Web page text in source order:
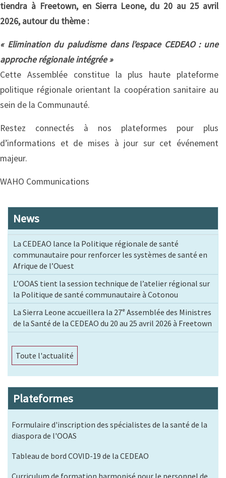
tiendra à Freetown, en Sierra Leone, du 20 au 25 avril
2026, autour du thème :
« Elimination du paludisme dans l’espace CEDEAO : une
approche régionale intégrée »
Cette Assemblée constitue la plus haute plateforme
politique régionale orientant la coopération sanitaire au
sein de la Communauté.
Restez connectés à nos plateformes pour plus
d’informations et de mises à jour sur cet événement
majeur.
WAHO Communications
News
La CEDEAO lance la Politique régionale de santé
communautaire pour renforcer les systèmes de santé en
Afrique de l’Ouest
L’OOAS tient la session technique de l’atelier régional sur
la Politique de santé communautaire à Cotonou
La Sierra Leone accueillera la 27ᵉ Assemblée des Ministres
de la Santé de la CEDEAO du 20 au 25 avril 2026 à Freetown
Toute l'actualité
Plateformes
Formulaire d'inscription des spécialistes de la santé de la
diaspora de l'OOAS
Tableau de bord COVID-19 de la CEDEAO